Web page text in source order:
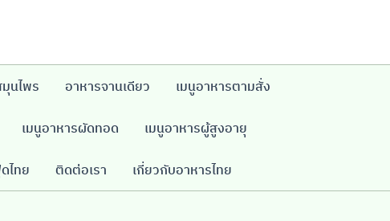
นไพร อาหารจานเดียว เมนูอาหารตามสั่ง
เมนูอาหารผัดทอด เมนูอาหารผู้สูงอายุ
ไทย ติดต่อเรา เกี่ยวกับอาหารไทย